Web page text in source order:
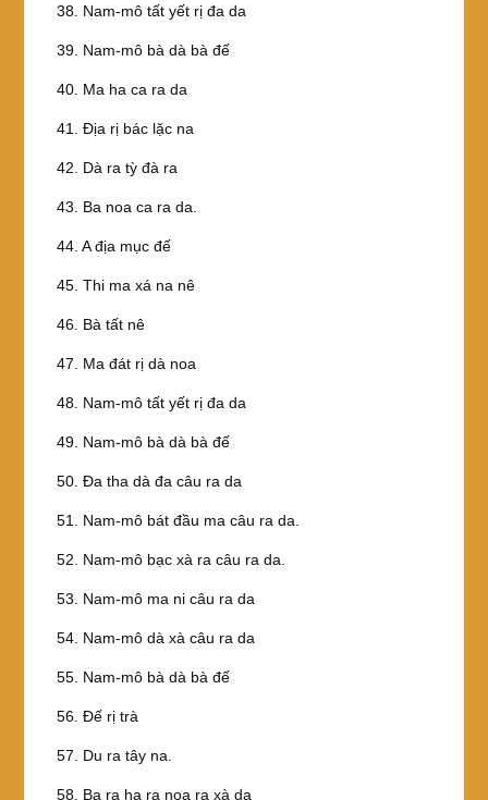
38. Nam-mô tất yết rị đa da
39. Nam-mô bà dà bà đế
40. Ma ha ca ra da
41. Ðịa rị bác lặc na
42. Dà ra tỳ đà ra
43. Ba noa ca ra da.
44. A địa mục đế
45. Thi ma xá na nê
46. Bà tất nê
47. Ma đát rị dà noa
48. Nam-mô tất yết rị đa da
49. Nam-mô bà dà bà đế
50. Ða tha dà đa câu ra da
51. Nam-mô bát đầu ma câu ra da.
52. Nam-mô bạc xà ra câu ra da.
53. Nam-mô ma ni câu ra da
54. Nam-mô dà xà câu ra da
55. Nam-mô bà dà bà đế
56. Ðế rị trà
57. Du ra tây na.
58. Ba ra ha ra noa ra xà da